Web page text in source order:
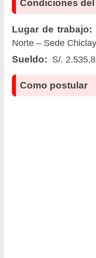
Condiciones
Lugar de trabajo:
Norte – Sede
Sueldo: S/.
Como postular